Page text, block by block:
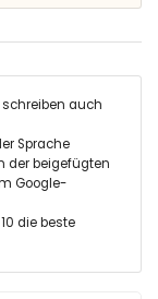
schreiben auch
Sprache
der beigefügten
Google-
die beste